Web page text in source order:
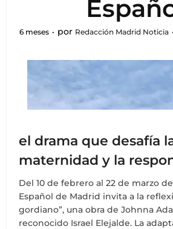
6 meses por Redacción Madrid Noticia
el drama que desafía
maternidad y la
Del 10 de febrero al 22 de marzo
Español de Madrid invita a la
gordiano”, una obra de Johnna
reconocido Israel Elejalde. La